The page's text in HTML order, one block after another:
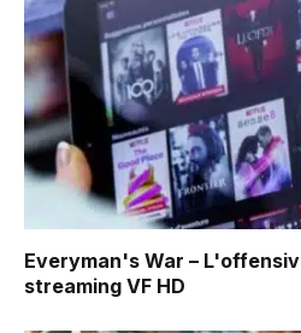
Everyman's War –
streaming VF HD